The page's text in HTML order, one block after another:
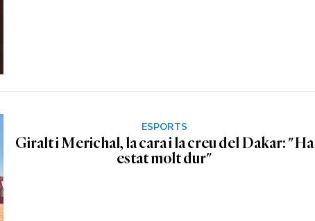
ESPORTS
Giralt i Merichal, la cara i la creu del Dakar: "Ha
estat molt dur"